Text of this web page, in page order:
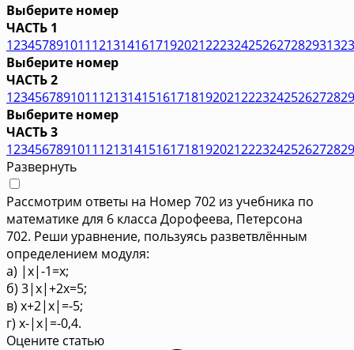
Выберите номер
ЧАСТЬ 1
123457891011121314161719202122232425262728293132
Выберите номер
ЧАСТЬ 2
1234567891011121314151617181920212223242526272829
Выберите номер
ЧАСТЬ 3
1234567891011121314151617181920212223242526272829
Развернуть
Рассмотрим ответы на Номер 702 из учебника по
математике для 6 класса Дорофеева, Петерсона
702. Реши уравнение, пользуясь разветвлённым
определением модуля:
а) |x|-1=x;
б) 3|x|+2x=5;
в) x+2|x|=-5;
г) x-|x|=-0,4.
Оцените статью